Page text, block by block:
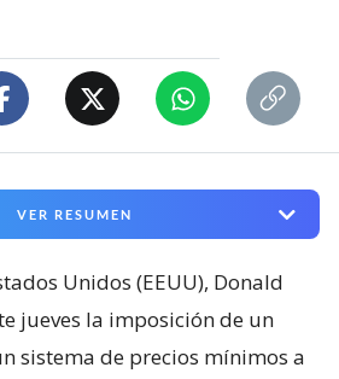
VER RESUMEN
Unidos (EEUU), Donald
jueves la imposición de un
sistema de precios mínimos a